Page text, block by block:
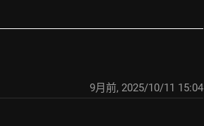
9月前, 2025/10/11 15:04